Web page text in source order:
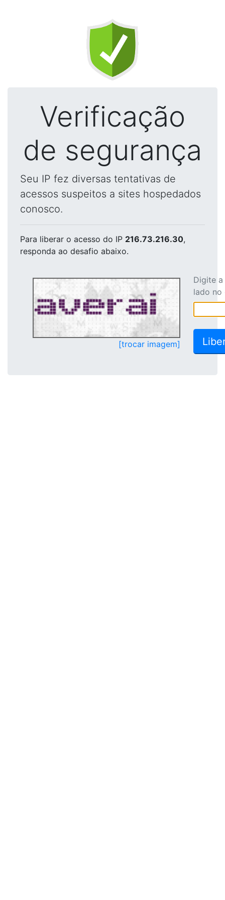
Verificação
de segurança
Seu IP fez diversas tentativas de
acessos suspeitos a sites hospedados
conosco.
Para liberar o acesso do IP 216.73.216.30,
responda ao desafio abaixo.
[trocar imagem]
Digite
lado no